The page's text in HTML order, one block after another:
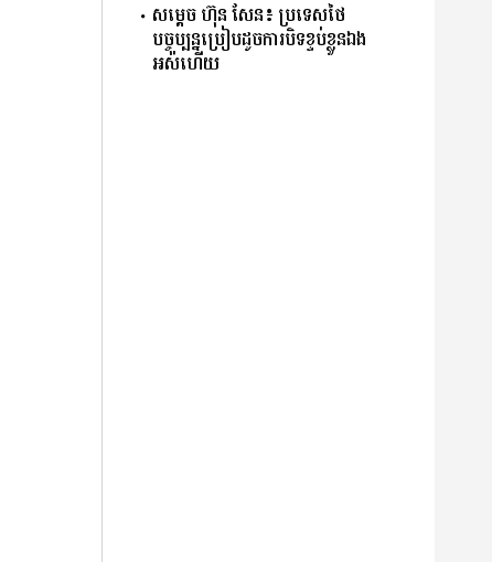
សម្តេច ហ៊ុន សែន៖ ប្រទេស​ថៃ​
បច្ចុប្បន្នប្រៀបដូចការបិទខ្ទប់ខ្លួនឯង
អស់ហើយ